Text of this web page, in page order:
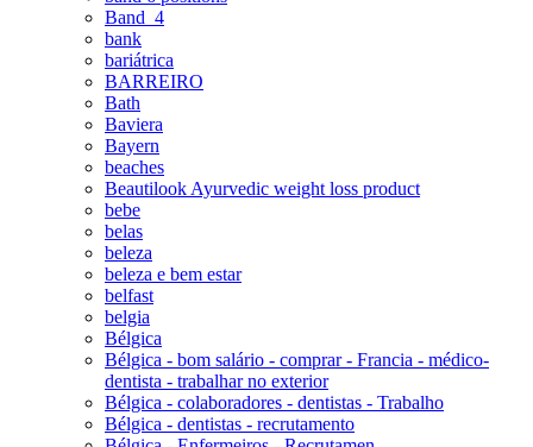
Band_4
bank
bariátrica
BARREIRO
Bath
Baviera
Bayern
beaches
Beautilook Ayurvedic weight loss product
bebe
belas
beleza
beleza e bem estar
belfast
belgia
Bélgica
Bélgica - bom salário - comprar - Francia - médico-
dentista - trabalhar no exterior
Bélgica - colaboradores - dentistas - Trabalho
Bélgica - dentistas - recrutamento